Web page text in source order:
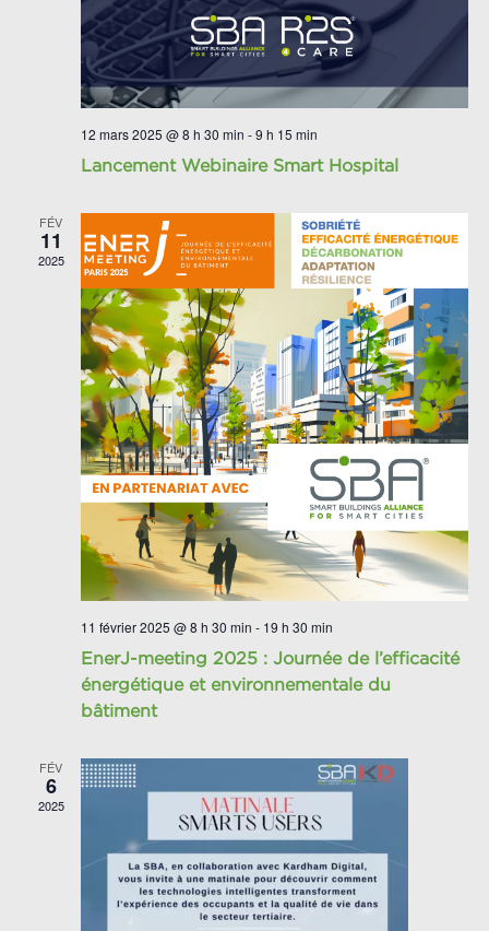
12 mars 2025 @ 8 h 30 min -9 h 15 min
Lancement Webinaire Smart Hospital
FÉV
11
2025
11 février 2025 @ 8 h 30 min - 19 h 30 min
EnerJ-meeting 2025 : Journée de l’efficacité
énergétique et environnementale du
bâtiment
FÉV
6
2025